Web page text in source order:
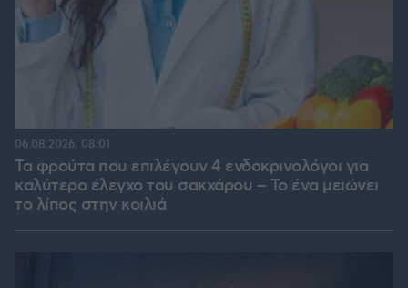
Τα φρούτα που επιλέγουν 4 ενδοκρινολόγοι για
καλύτερο έλεγχο του σακχάρου – Το ένα μειώνει
το λίπος στην κοιλιά
06.08.2026, 08:01